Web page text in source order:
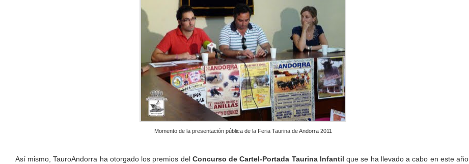
Momento de la presentación pública de la Feria Taurina de Andorra 2011
Así mismo, TauroAndorra ha otorgado los premios del Concurso de Cartel-Portada Taurina Infantilque se ha llevado a cabo en este año,